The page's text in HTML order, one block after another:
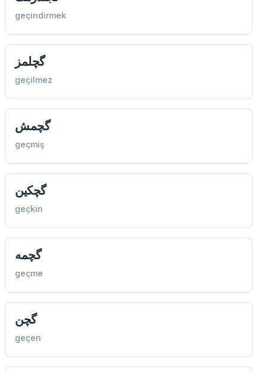
geçindirmek
گچلمز
geçilmez
گچمش
geçmiş
گچكين
geçkin
گچمه
geçme
گچن
geçen